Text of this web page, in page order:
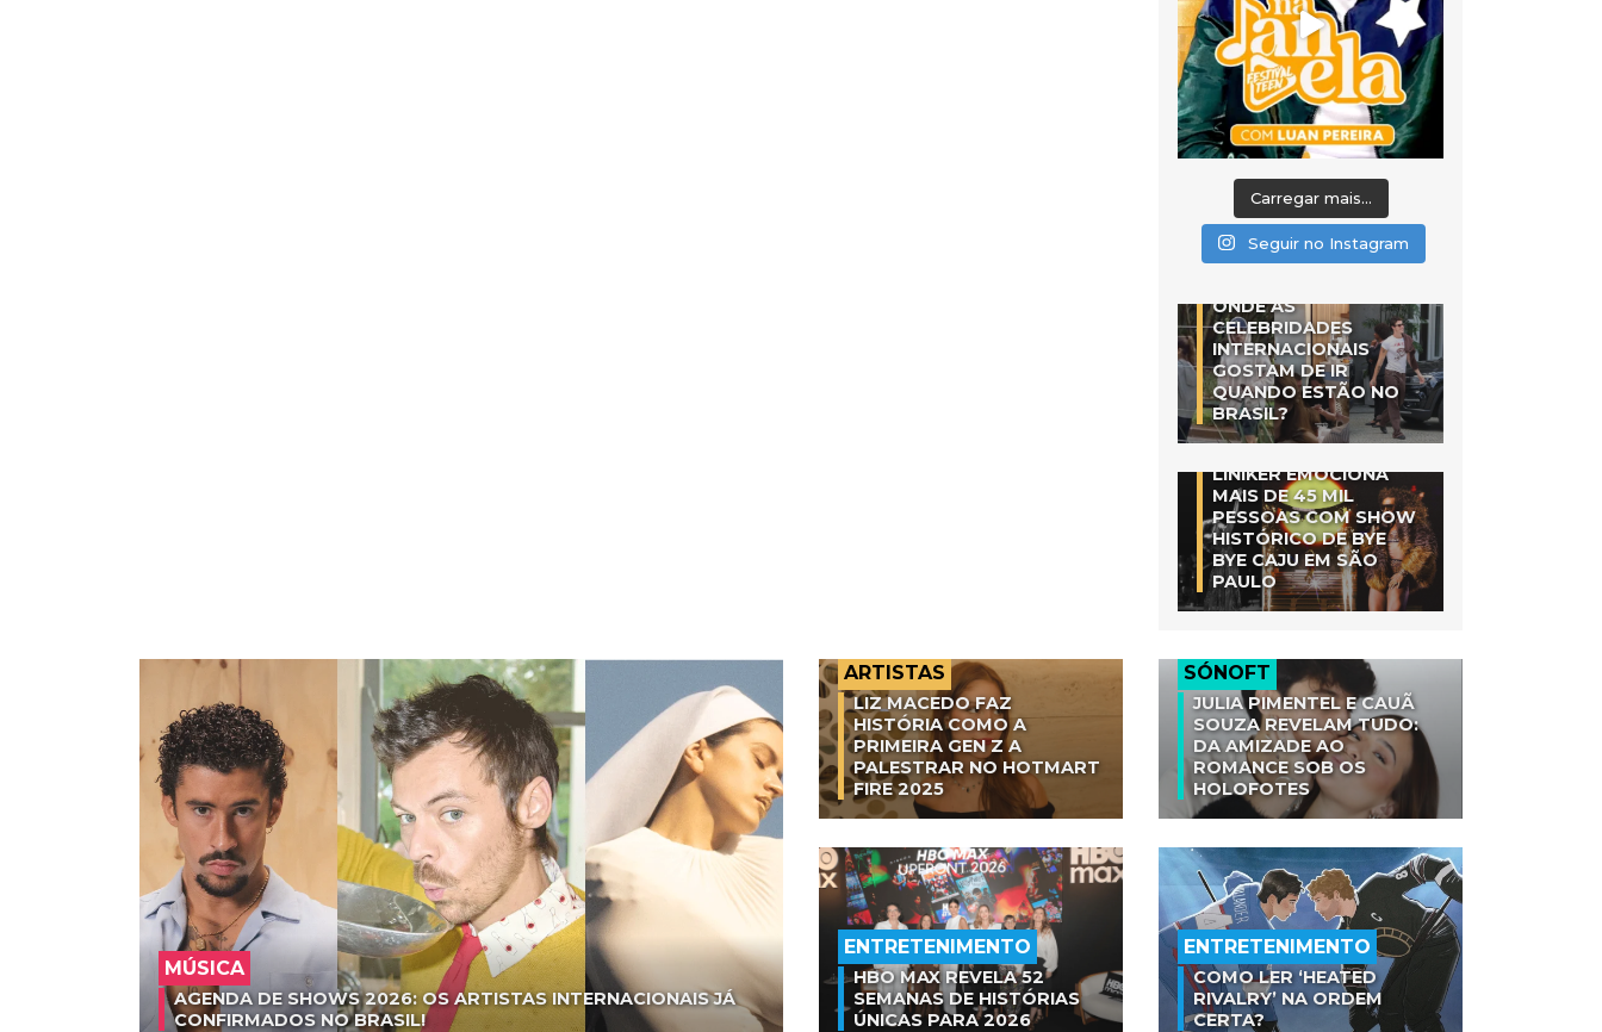
Carregar mais...
Seguir no Instagram
ONDE AS
CELEBRIDADES
INTERNACIONAIS
GOSTAM DE IR
QUANDO ESTÃO NO
BRASIL?
LINIKER EMOCIONA
MAIS DE 45 MIL
PESSOAS COM SHOW
HISTÓRICO DE BYE
BYE CAJU EM SÃO
PAULO
MÚSICA
AGENDA DE SHOWS 2026: OS ARTISTAS INTERNACIONAIS JÁ
CONFIRMADOS NO BRASIL!
ARTISTAS
LIZ MACEDO FAZ
HISTÓRIA COMO A
PRIMEIRA GEN Z A
PALESTRAR NO HOTMART
FIRE 2025
SÓNOFT
JULIA PIMENTEL E CAUÃ
SOUZA REVELAM TUDO:
DA AMIZADE AO
ROMANCE SOB OS
HOLOFOTES
ENTRETENIMENTO
HBO MAX REVELA 52
SEMANAS DE HISTÓRIAS
ÚNICAS PARA 2026
ENTRETENIMENTO
COMO LER ‘HEATED
RIVALRY’ NA ORDEM
CERTA?